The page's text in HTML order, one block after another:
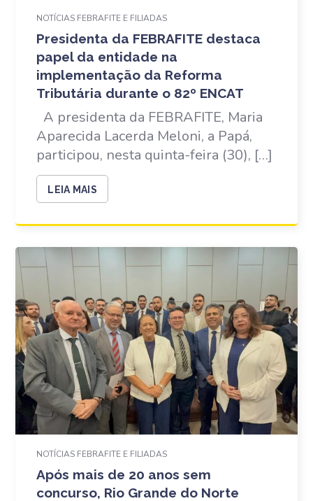
NOTÍCIAS FEBRAFITE E FILIADAS
Presidenta da FEBRAFITE destaca
papel da entidade na
implementação da Reforma
Tributária durante o 82º ENCAT
A presidenta da FEBRAFITE, Maria
Aparecida Lacerda Meloni, a Papá,
participou, nesta quinta-feira (30), […]
LEIA MAIS
NOTÍCIAS FEBRAFITE E FILIADAS
Após mais de 20 anos sem
concurso, Rio Grande do Norte